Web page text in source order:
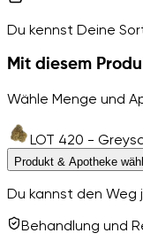
Du kennst Deine
Mit diesem
Wähle Menge und
LOT 420 -
Produkt & Apotheke
Du kannst den Weg
Behandlung und